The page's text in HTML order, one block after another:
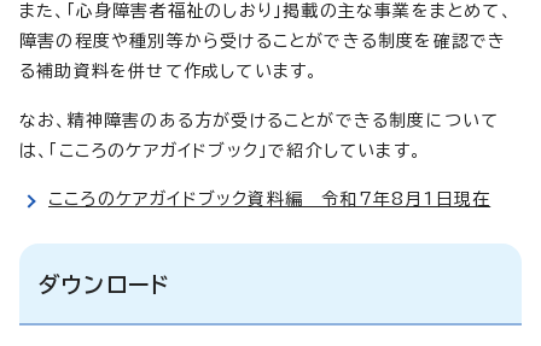
また、「心身障害者福祉のしおり」掲載の主な事業をまとめて、
障害の程度や種別等から受けることができる制度を確認でき
る補助資料を併せて作成しています。
なお、精神障害のある方が受けることができる制度について
は、「こころのケアガイドブック」で紹介しています。
こころのケアガイドブック資料編 令和7年8月1日現在
ダウンロード